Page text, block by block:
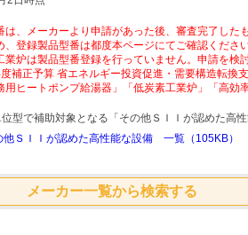
、メーカーより申請があった後、審査完了した
、登録製品型番は都度本ページにてご確認くださ
炉は製品型番登録を行っていません。申請を検
補正予算 省エネルギー投資促進・需要構造転換
用ヒートポンプ給湯器」「低炭素工業炉」「高
型で補助対象となる「その他ＳＩＩが認めた高
他ＳＩＩが認めた高性能な設備 一覧（105KB）
メーカー一覧から検索する